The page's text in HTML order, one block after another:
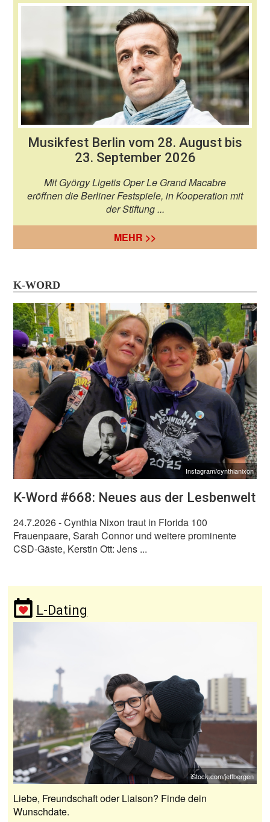
Musikfest Berlin vom 28. August bis
23. September 2026
Mit György Ligetis Oper Le Grand Macabre
eröffnen die Berliner Festspiele, in Kooperation mit
der Stiftung ...
MEHR >>
K-WORD
Instagram/cynthianixon
K-Word #668: Neues aus der Lesbenwelt
24.7.2026- Cynthia Nixon traut in Florida 100
Frauenpaare, Sarah Connor und weitere prominente
CSD-Gäste, Kerstin Ott: Jens ...
L-Dating
iStock.com/jeffbergen
Liebe, Freundschaft oder Liaison? Finde dein
Wunschdate.